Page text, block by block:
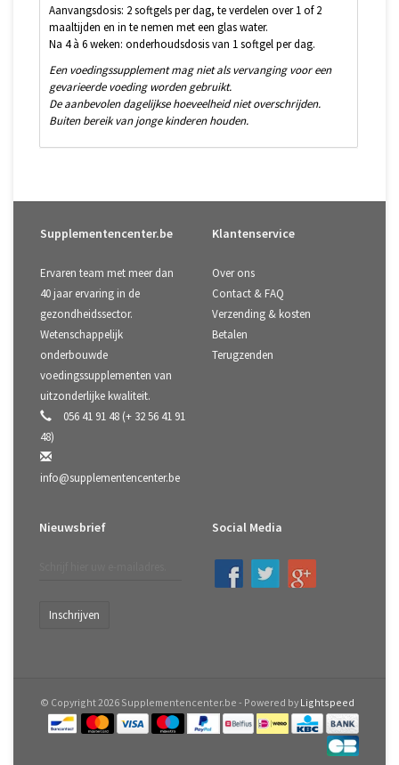
Aanvangsdosis: 2 softgels per dag, te verdelen over 1 of 2
maaltijden en in te nemen met een glas water.
Na 4 à 6 weken: onderhoudsdosis van 1 softgel per dag.
Een voedingssupplement mag niet als vervanging voor een
gevarieerde voeding worden gebruikt.
De aanbevolen dagelijkse hoeveelheid niet overschrijden.
Buiten bereik van jonge kinderen houden.
Supplementencenter.be
Ervaren team met meer dan
40 jaar ervaring in de
gezondheidssector.
Wetenschappelijk
onderbouwde
voedingssupplementen van
uitzonderlijke kwaliteit.
056 41 91 48 (+ 32 56 41 91
48)
info@supplementencenter.be
Klantenservice
Over ons
Contact & FAQ
Verzending & kosten
Betalen
Terugzenden
Nieuwsbrief
Inschrijven
Social Media
© Copyright 2026 Supplementencenter.be - Powered by Lightspeed